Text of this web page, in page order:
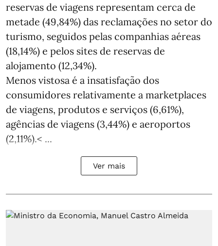
reservas de viagens representam cerca de
metade (49,84%) das reclamações no setor do
turismo, seguidos pelas companhias aéreas
(18,14%) e pelos sites de reservas de
alojamento (12,34%).
Menos vistosa é a insatisfação dos
consumidores relativamente a marketplaces
de viagens, produtos e serviços (6,61%),
agências de viagens (3,44%) e aeroportos
(2,11%).< ...
Ver mais